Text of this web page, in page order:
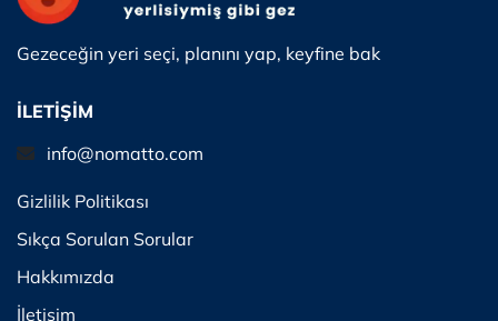
Gezeceğin yeri seçi, planını yap, keyfine bak
İLETİŞİM
info@nomatto.com
Gizlilik Politikası
Sıkça Sorulan Sorular
Hakkımızda
İletişim